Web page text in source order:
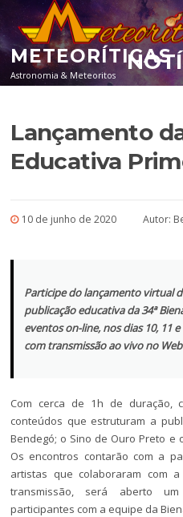
Pular para o conteúdo
METEORÍTICAS
Astronomia & Meteoritos
Lançamento
Educativa
10 de junho de 2020 Autor:
Participe do lançamento virtual
publicação educativa da 34ª
eventos on-line, nos dias 10, 11
com transmissão ao vivo no
Com cerca de 1h de duração,
conteúdos que estruturam a
Bendegó; o Sino de Ouro Preto e
Os encontros contarão com a
artistas que colaboraram com
transmissão, será aberto
participantes com a equipe da